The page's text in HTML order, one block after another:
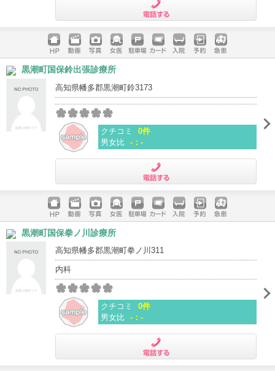
ホームペ
ージ
動画 写真 女医 駐車場
クレジッ
入院 予約 急患
黒潮町国保鈴出張診療所
高知県幡多郡黒潮町鈴3173
クチコミ
0件
男女比 -：-
ホームペ
ージ
動画 写真 女医 駐車場
クレジッ
入院 予約 急患
黒潮町国保拳ノ川診療所
高知県幡多郡黒潮町拳ノ川311
内科
クチコミ
0件
男女比 -：-